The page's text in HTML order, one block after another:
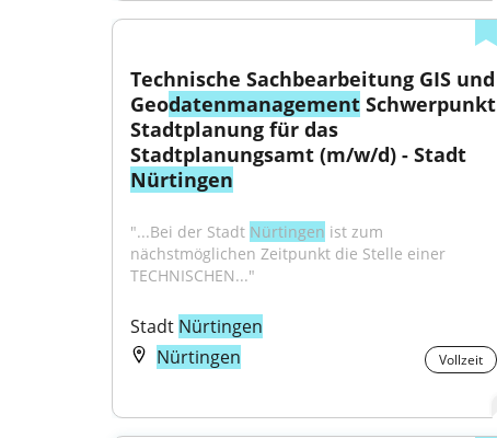
Technische Sachbearbeitung GIS und
Geodatenmanagement Schwerpunkt
Stadtplanung für das
Nürtingen
"...Bei der Stadt Nürtingen ist zum
nächstmöglichen Zeitpunkt die Stelle einer
TECHNISCHEN..."
Stadt Nürtingen
Nürtingen
Vollzeit